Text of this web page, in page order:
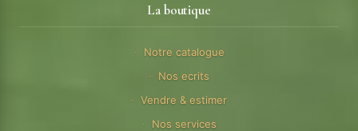
La boutique
Notre catalogue
Nos ecrits
Vendre & estimer
Nos services